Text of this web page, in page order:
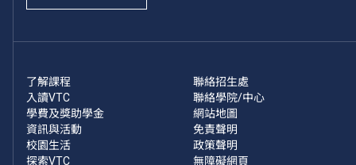
了解課程
入讀VTC
學費及獎助學金
資訊與活動
校園生活
探索VTC
聯絡招生處
聯絡學院/中心
網站地圖
免責聲明
政策聲明
無障礙網頁